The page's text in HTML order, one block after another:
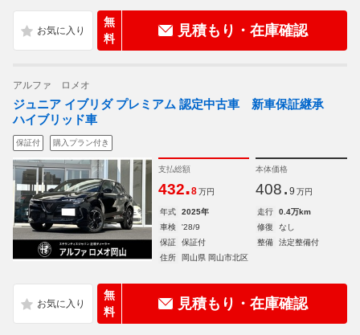
無
料
見積もり・在庫確認
アルファ ロメオ
ジュニア イブリダ プレミアム 認定中古車 新車保証継承
ハイブリッド車
保証付 購入プラン付き
支払総額
432.8 万円
本体価格
408. 9 万円
年式 2025年 走行
0.4万km
車検
'28/9 修復
なし
保証
保証付 整備
法定整備付
住所
岡山県 岡山市北区
無
料
見積もり・在庫確認